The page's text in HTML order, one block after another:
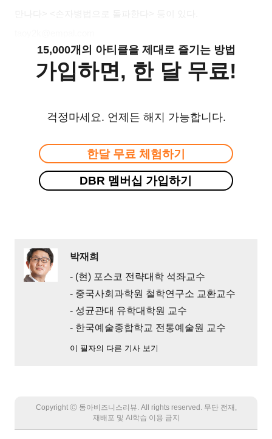
15,000개의 아티클을 제대로 즐기는 방법
가입하면, 한 달 무료!
걱정마세요. 언제든 해지 가능합니다.
한달 무료 체험하기
DBR 멤버십 가입하기
박재희
- (현) 포스코 전략대학 석좌교수
- 중국사회과학원 철학연구소 교환교수
- 성균관대 유학대학원 교수
- 한국예술종합학교 전통예술원 교수
이 필자의 다른 기사 보기
Copyright Ⓒ 동아비즈니스리뷰. All rights reserved. 무단 전재,
재배포 및 AI학습 이용 금지